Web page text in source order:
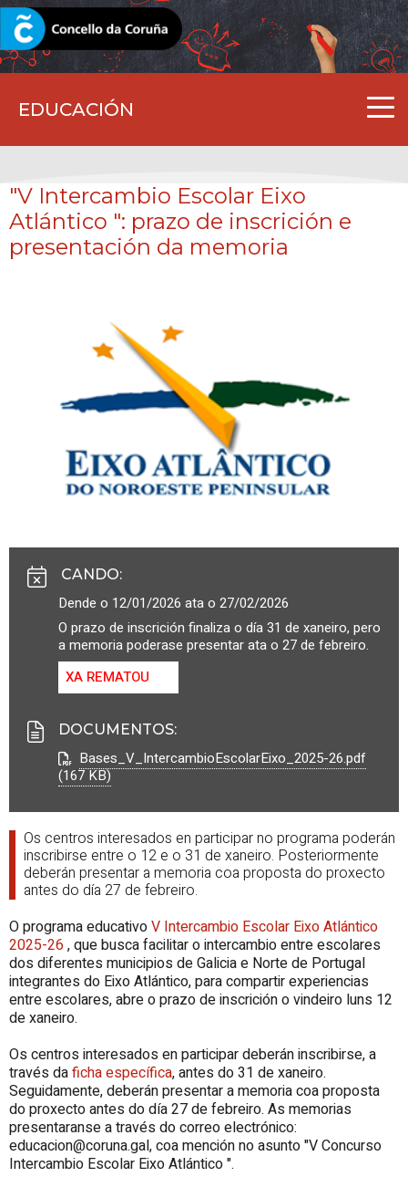
EDUCACIÓN
CORUNA.GAL
"V Intercambio Escolar Eixo
Atlántico ": prazo de inscrición e
presentación da memoria
CANDO:
Dende o 12/01/2026 ata o 27/02/2026
O prazo de inscrición finaliza o día 31 de xaneiro, pero
a memoria poderase presentar ata o 27 de febreiro.
XA REMATOU
DOCUMENTOS:
Bases_V_IntercambioEscolarEixo_2025-26.pdf
(167 KB)
Os centros interesados en participar no programa poderán
inscribirse entre o 12 e o 31 de xaneiro. Posteriormente
deberán presentar a memoria coa proposta do proxecto
antes do día 27 de febreiro.
O programa educativoV Intercambio Escolar Eixo Atlántico
2025-26 , que busca facilitar o intercambio entre escolares
dos diferentes municipios de Galicia e Norte de Portugal
integrantes do Eixo Atlántico, para compartir experiencias
entre escolares, abre o prazo de inscrición o vindeiro luns 12
de xaneiro.
Os centros interesados en participar deberán inscribirse, a
través daficha específica, antes do 31 de xaneiro.
Seguidamente, deberán presentar a memoria coa proposta
do proxecto antes do día 27 de febreiro. As memorias
presentaranse a través do correo electrónico:
educacion@coruna.gal, coa mención no asunto "V Concurso
Intercambio Escolar Eixo Atlántico".